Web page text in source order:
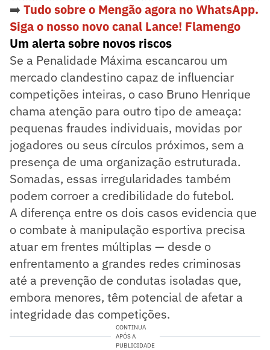
➡️ Tudo sobre o Mengão agora no WhatsApp.
Siga o nosso novo canal Lance! Flamengo
Um alerta sobre novos riscos
Se a Penalidade Máxima escancarou um
mercado clandestino capaz de influenciar
competições inteiras, o caso Bruno Henrique
chama atenção para outro tipo de ameaça:
pequenas fraudes individuais, movidas por
jogadores ou seus círculos próximos, sem a
presença de uma organização estruturada.
Somadas, essas irregularidades também
podem corroer a credibilidade do futebol.
A diferença entre os dois casos evidencia que
o combate à manipulação esportiva precisa
atuar em frentes múltiplas — desde o
enfrentamento a grandes redes criminosas
até a prevenção de condutas isoladas que,
embora menores, têm potencial de afetar a
integridade das competições.
CONTINUA
APÓS A
PUBLICIDADE